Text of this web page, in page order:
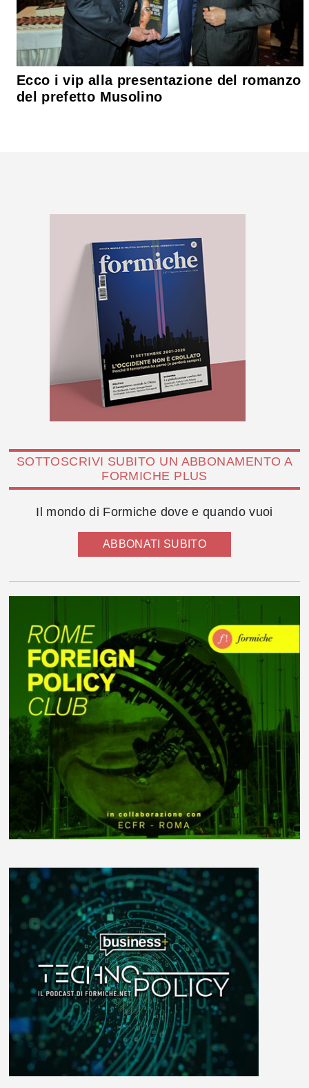
Ecco i vip alla presentazione del romanzo
del prefetto Musolino
SOTTOSCRIVI SUBITO UN ABBONAMENTO A
FORMICHE PLUS
Il mondo di Formiche dove e quando vuoi
ABBONATI SUBITO